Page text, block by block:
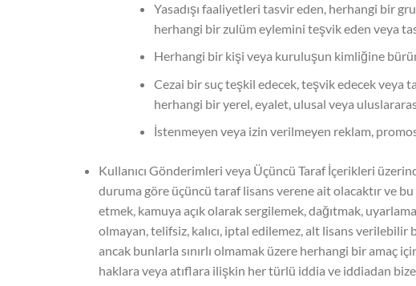
Yasadışı faaliyetleri tasvir eden, herhangi bir
herhangi bir zulüm eylemini teşvik eden veya
Herhangi bir kişi veya kuruluşun kimliğine
Cezai bir suç teşkil edecek, teşvik edecek veya
herhangi bir yerel, eyalet, ulusal veya
İstenmeyen veya izin verilmeyen reklam,
Kullanıcı Gönderimleri veya Üçüncü Taraf İçerikleri
duruma göre üçüncü taraf lisans verene ait olacaktır ve
etmek, kamuya açık olarak sergilemek, dağıtmak,
olmayan, telifsiz, kalıcı, iptal edilemez, alt lisans
ancak bunlarla sınırlı olmamak üzere herhangi bir amaç
haklara veya atıflara ilişkin her türlü iddia ve iddiadan